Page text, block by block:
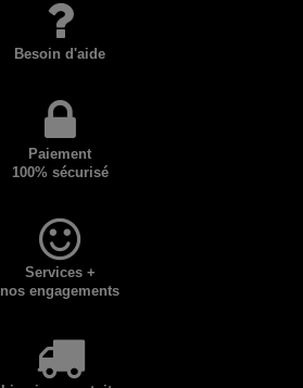
Besoin d'aide
Paiement
100% sécurisé
Services +
nos engagements